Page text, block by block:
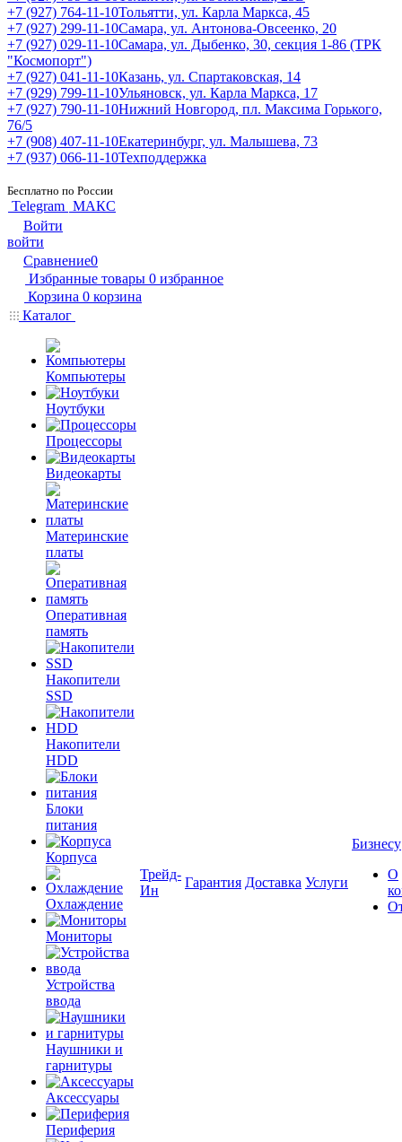
+7 (927) 764-11-10Тольятти, ул. Карла Маркса, 45
+7 (927) 299-11-10Самара, ул. Антонова-Овсеенко, 20
+7 (927) 029-11-10Самара, ул. Дыбенко, 30, секция 1-86 (ТРК
"Космопорт")
+7 (927) 041-11-10Казань, ул. Спартаковская, 14
+7 (929) 799-11-10Ульяновск, ул. Карла Маркса, 17
+7 (927) 790-11-10Нижний Новгород, пл. Максима Горького,
76/5
+7 (908) 407-11-10Екатеринбург, ул. Малышева, 73
+7 (937) 066-11-10Техподдержка
Бесплатно по России
Telegram МАКС
Войти
войти
Сравнение0
Избранные товары 0 избранное
Корзина 0 корзина
Каталог
Компьютеры
Ноутбуки
Процессоры
Видеокарты
Материнские
платы
Оперативная
память
Накопители
SSD
Накопители
HDD
Блоки
питания
Корпуса
Охлаждение
Мониторы
Устройства
ввода
Наушники и
гарнитуры
Аксессуары
Периферия
Трейд-
Ин
Гарантия Доставка Услуги
Бизнесу
О